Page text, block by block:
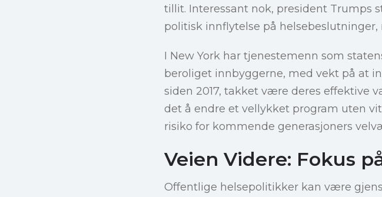
tillit. Interessant nok, president Trumps
politisk innflytelse på
I New York har tjenestemenn som
beroliget innbyggerne, med vekt på at
siden 2017, takket være deres effektive
det å endre et vellykket program uten
risiko for kommende generasjoners
Veien Videre: Fokus
Offentlige helsepolitikker kan være